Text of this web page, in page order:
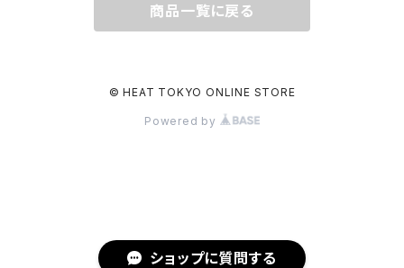
ショップに質問する
商品一覧に戻る
© HEAT TOKYO ONLINE STORE
Powered by